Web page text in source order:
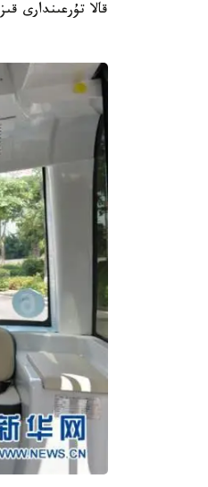
قالا تۇرعىندارى